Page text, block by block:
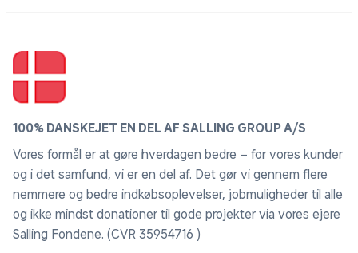
100% DANSKEJET EN DEL AF SALLING GROUP A/S
Vores formål er at gøre hverdagen bedre – for vores kunder
og i det samfund, vi er en del af. Det gør vi gennem flere
nemmere og bedre indkøbsoplevelser, jobmuligheder til alle
og ikke mindst donationer til gode projekter via vores ejere
Salling Fondene. (CVR 35954716 )